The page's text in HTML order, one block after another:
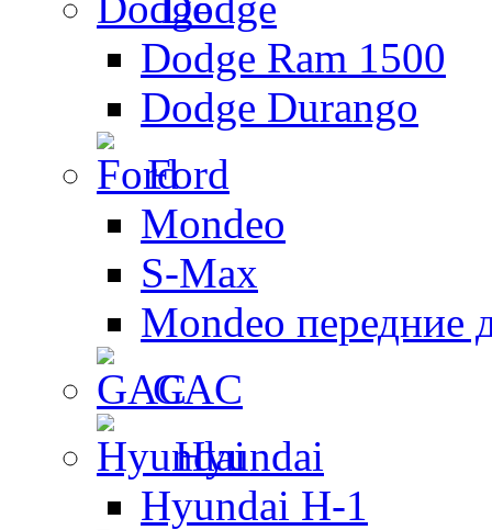
Dodge Ram 1500
Dodge Durango
Ford
Mondeo
S-Max
Mondeo передние
GAC
Hyundai
Hyundai H-1